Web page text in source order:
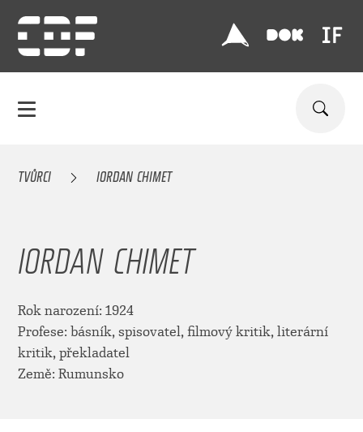
TVŮRCI IORDAN CHIMET
IORDAN CHIMET
Rok narození: 1924
Profese: básník, spisovatel, filmový kritik, literární
kritik, překladatel
Země: Rumunsko